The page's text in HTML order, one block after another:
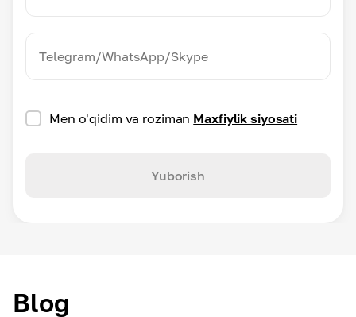
Men o'qidim va roziman Maxfiylik siyosati
Yuborish
Blog